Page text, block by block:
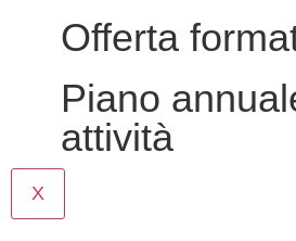
Offerta
Piano
attività
X